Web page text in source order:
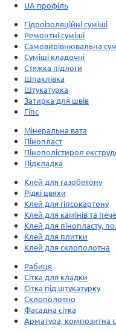
UA профіль
Гідроізоляційні суміші
Ремонтні суміші
Самовирівнювальна
Суміші кладочні
Стяжка підлоги
Шпаклівка
Штукатурка
Затирка для швів
Гіпс
Мінеральна вата
Пінопласт
Пінополістирол
Підкладка
Клей для газобетону
Рідкі цвяхи
Клей для гіпсокартону
Клей для камінів та
Клей для пінопласту,
Клей для плитки
Клей для склополотна
Рабиця
Сітка для кладки
Сітка під штукатурку
Склополотно
Фасадна сітка
Арматура, композитна